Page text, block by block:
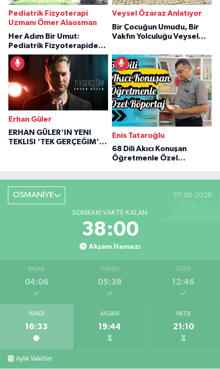
Pediatrik Fizyoterapi
Uzmanı Ömer Alaosman
Her Adım Bir Umut:
Pediatrik Fizyoterapiden
İlham Veren Hikâyeler
Veysel Özaraz Anlatıyor
Bir Çocuğun Umudu, Bir
Vakfın Yolculuğu Veysel
Erhan Güler
ERHAN GÜLER'IN YENI
TEKLISI 'TEK GERÇEĞIM'LE
Enis Tataroğlu
68 Dili Akıcı Konuşan
Öğretmenle Özel
OSMANİYE 07.08.2026
SONRAKI VAKTE KALAN
37:59
Akşam Namazı
İMSAK
04:06
GÜNEŞ
05:38
ÖĞLE
12:46
İKINDI
16:33
AKŞAM
19:44
YATSI
21:10
Aylık Vakitler